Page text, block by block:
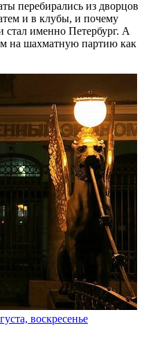
перебирались из дворцов
и в клубы, и почему
стал именно Петербург. А
на шахматную партию как
воскресенье